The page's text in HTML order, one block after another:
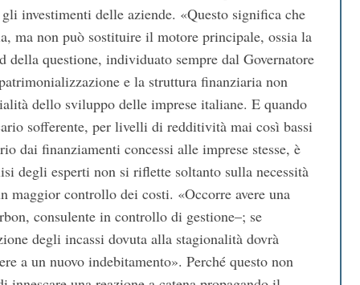
investimenti delle aziende. «Questo significa che
ma non può sostituire il motore principale, ossia la
questione, individuato sempre dal Governatore
e la struttura finanziaria non
dello sviluppo delle imprese italiane. E quando
sofferente, per livelli di redditività mai così bassi
dai finanziamenti concessi alle imprese stesse, è
degli esperti non si riflette soltanto sulla necessità
maggior controllo dei costi. «Occorre avere una
consulente in controllo di gestione–; se
degli incassi dovuta alla stagionalità dovrà
a un nuovo indebitamento». Perché questo non